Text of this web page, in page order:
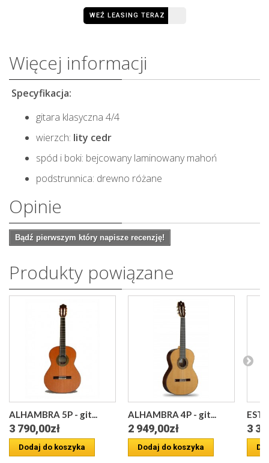
WEŹ LEASING TERAZ
Więcej informacji
Specyfikacja:
gitara klasyczna 4/4
wierzch: lity cedr
spód i boki: bejcowany laminowany mahoń
podstrunnica: drewno różane
Opinie
Bądź pierwszym który napisze recenzję!
Produkty powiązane
ALHAMBRA 5P - git...
3 790,00zł
Dodaj do koszyka
ALHAMBRA 4P - git...
2 949,00zł
Dodaj do koszyka
3